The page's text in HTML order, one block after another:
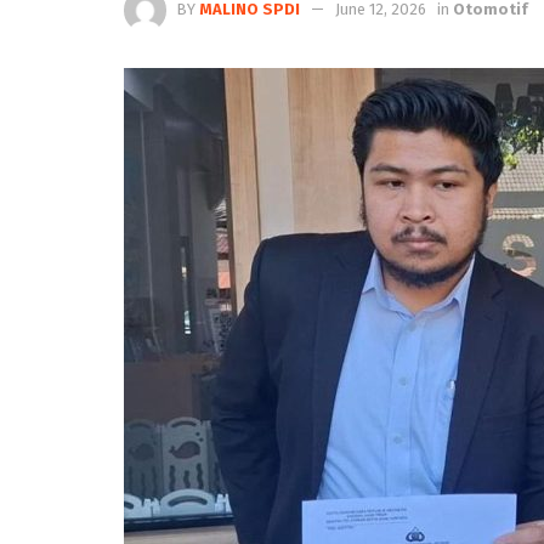
BY MALINO SPDI June 12, 2026 in Otomotif